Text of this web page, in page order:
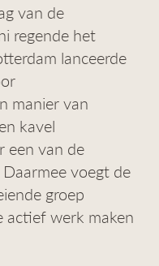
g
a
van de
regende het
lanceerde
manier van
kavel
een van de
voegt de
groep
actief werk maken